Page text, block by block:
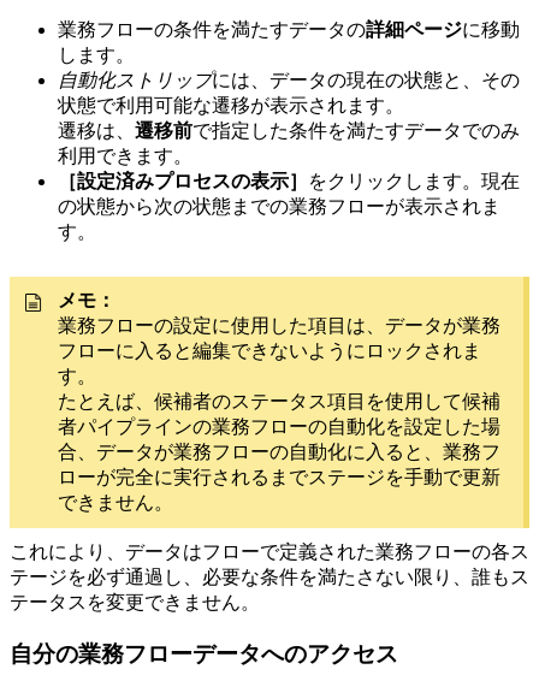
業務フローの条件を満たすデータの詳細ページに移動
します。
自動化ストリップには、データの現在の状態と、その
状態で利用可能な遷移が表示されます。
遷移は、 遷移前で指定した条件を満たすデータでのみ
利用できます。
［設定済みプロセスの表示］
をクリックします。現在
の状態から次の状態までの業務フローが表示されま
す。
メモ：
業務フローの設定に使用した項目は、データが業務
フローに入ると編集できないようにロックされま
す。
たとえば、候補者のステータス項目を使用して候補
者パイプラインの業務フローの自動化を設定した場
合、データが業務フローの自動化に入ると、業務フ
ローが完全に実行されるまでステージを手動で更新
できません。
これにより、データはフローで定義された業務フローの各ス
テージを必ず通過し、必要な条件を満たさない限り、誰もス
テータスを変更できません。
自分の業務フローデータへのアクセス